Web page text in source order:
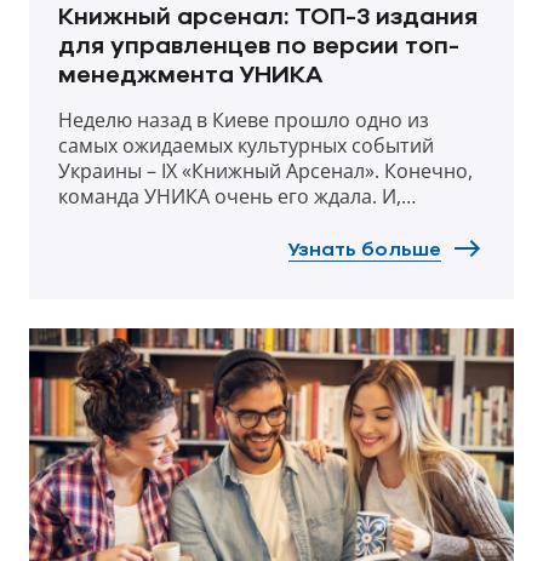
Книжный арсенал: ТОП-3 издания
для управленцев по версии топ-
менеджмента УНИКА
Неделю назад в Киеве прошло одно из
самых ожидаемых культурных событий
Украины – IX «Книжный Арсенал». Конечно,
команда УНИКА очень его ждала. И,
снова поделиться рецензиями о хороших
об изданиях, которые очень хорошо
раскрывают тематику нынешнего
фестиваля.
Узнать больше